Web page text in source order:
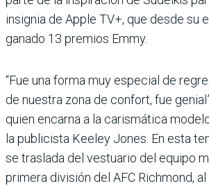
insignia de Apple TV+, que desde su
ganado 13 premios Emmy.
“Fue una forma muy especial de
de nuestra zona de confort, fue
quien encarna a la carismática
la publicista Keeley Jones. En esta
se traslada del vestuario del equipo
primera división del AFC Richmond,